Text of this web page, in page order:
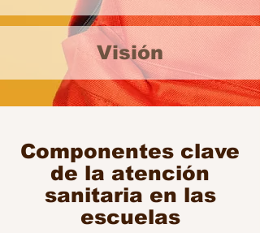
Visión
Componentes clave
de la atención
sanitaria en las
escuelas